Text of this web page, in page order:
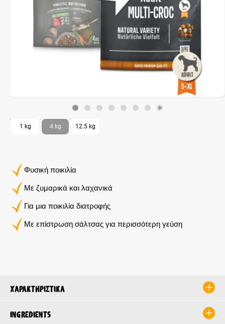
Φυσική ποικιλία
Με ζυμαρικά και λαχανικά
Για μια ποικιλία διατροφής
Με επίστρωση σάλτσας για περισσότερη γεύση
1 kg 4 kg 12.5 kg
Χαρακτηριστικά
Ingredients